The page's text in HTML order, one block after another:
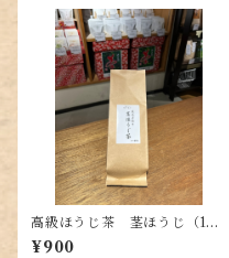
高級ほうじ茶 茎ほうじ（100
g）
¥900